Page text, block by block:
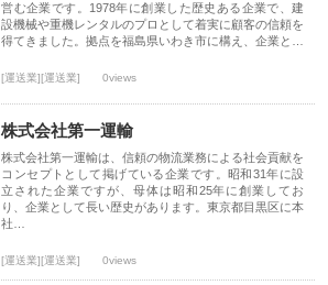
営む企業です。1978年に創業した歴史ある企業で、建
設機械や重機レンタルのプロとして着実に顧客の信頼を
得てきました。拠点を福島県いわき市に構え、企業と…
[運送業][運送業] 0views
株式会社第一運輸
株式会社第一運輸は、信頼の物流業務による社会貢献を
コンセプトとして掲げている企業です。昭和31年に設
立された企業ですが、母体は昭和25年に創業してお
り、企業として長い歴史があります。東京都目黒区に本
社…
[運送業][運送業] 0views